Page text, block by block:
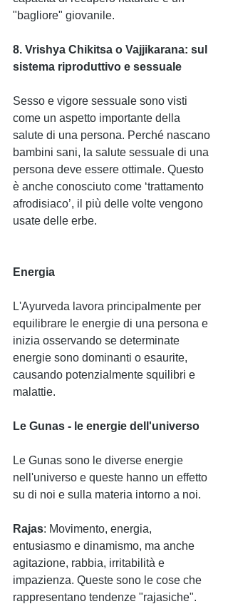
"bagliore" giovanile.
8. Vrishya Chikitsa o Vajjikarana: sul
sistema riproduttivo e sessuale
Sesso e vigore sessuale sono visti
come un aspetto importante della
salute di una persona. Perché nascano
bambini sani, la salute sessuale di una
persona deve essere ottimale. Questo
è anche conosciuto come ‘trattamento
afrodisiaco’, il più delle volte vengono
usate delle erbe.
Energia
L'Ayurveda lavora principalmente per
equilibrare le energie di una persona e
inizia osservando se determinate
energie sono dominanti o esaurite,
causando potenzialmente squilibri e
malattie.
Le Gunas - le energie dell'universo
Le Gunas sono le diverse energie
nell'universo e queste hanno un effetto
su di noi e sulla materia intorno a noi.
Rajas: Movimento, energia,
entusiasmo e dinamismo, ma anche
agitazione, rabbia, irritabilità e
impazienza. Queste sono le cose che
rappresentano tendenze "rajasiche".